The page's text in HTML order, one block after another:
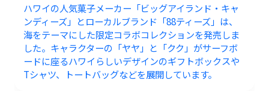
ハワイの人気菓子メーカー「ビッグアイランド・キャ
ンディーズ」とローカルブランド「88ティーズ」は、
海をテーマにした限定コラボコレクションを発売しま
した。キャラクターの「ヤヤ」と「クク」がサーフボ
ードに座るハワイらしいデザインのギフトボックスや
Tシャツ、トートバッグなどを展開しています。